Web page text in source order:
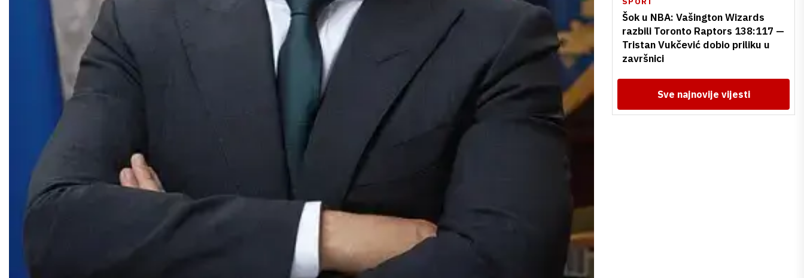
Šok u NBA: Vašington Wizards
razbili Toronto Raptors 138:117 —
Tristan Vukčević dobio priliku u
završnici
Sve najnovije vijesti